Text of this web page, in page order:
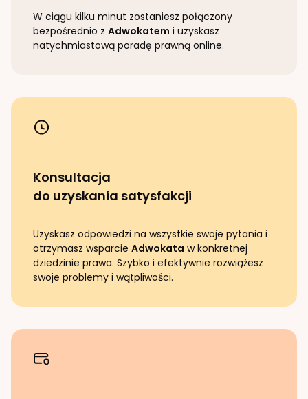
W ciągu kilku minut zostaniesz połączony
bezpośrednio z Adwokatem i uzyskasz
natychmiastową poradę prawną online.
Konsultacja
do uzyskania satysfakcji
Uzyskasz odpowiedzi na wszystkie swoje pytania i
otrzymasz wsparcie Adwokata w konkretnej
dziedzinie prawa. Szybko i efektywnie rozwiążesz
swoje problemy i wątpliwości.